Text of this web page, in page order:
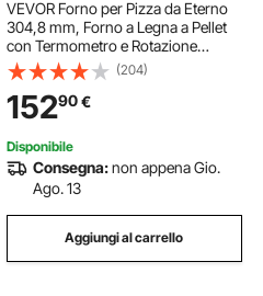
granita
ghiaccio
del ghiaccio
VEVOR Forno per Pizza da Eterno
304,8 mm, Forno a Legna a Pellet
con Termometro e Rotazione
Elettrica, Macchina per Pizza
Portatile per Campeggio, Pietra,
Borsa per il Trasporto, Pala
(204)
15290€
Disponibile
Consegna:non appena Gio.
Ago. 13
Aggiungi al carrello